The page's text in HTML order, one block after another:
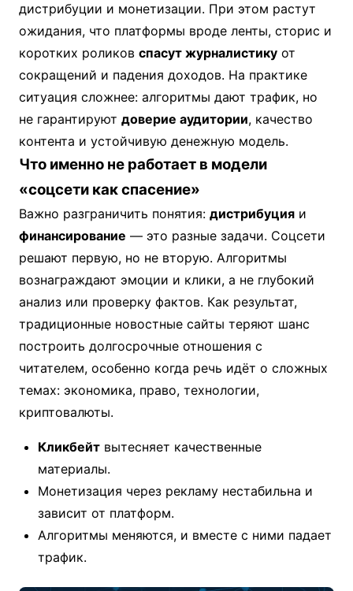
дистрибуции и монетизации. При этом растут
ожидания, что платформы вроде ленты, сторис и
коротких роликов спасут журналистику от
сокращений и падения доходов. На практике
ситуация сложнее: алгоритмы дают трафик, но
не гарантируют доверие аудитории, качество
контента и устойчивую денежную модель.
Что именно не работает в модели
«соцсети как спасение»
Важно разграничить понятия: дистрибуция и
финансирование — это разные задачи. Соцсети
решают первую, но не вторую. Алгоритмы
вознаграждают эмоции и клики, а не глубокий
анализ или проверку фактов. Как результат,
традиционные новостные сайты теряют шанс
построить долгосрочные отношения с
читателем, особенно когда речь идёт о сложных
темах: экономика, право, технологии,
криптовалюты.
Кликбейт вытесняет качественные
материалы.
Монетизация через рекламу нестабильна и
зависит от платформ.
Алгоритмы меняются, и вместе с ними падает
трафик.